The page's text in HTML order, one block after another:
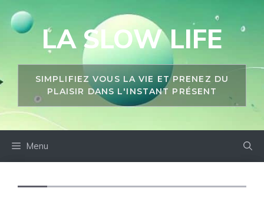
LA SLOW LIFE
SIMPLIFIEZ VOUS LA VIE ET PRENEZ DU
PLAISIR DANS L'INSTANT PRÉSENT
Menu